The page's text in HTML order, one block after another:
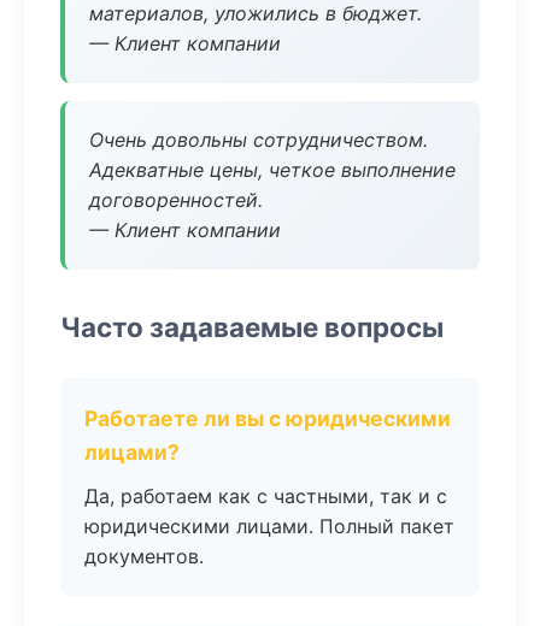
материалов, уложились в бюджет.
— Клиент компании
Очень довольны сотрудничеством.
Адекватные цены, четкое выполнение
договоренностей.
— Клиент компании
Часто задаваемые вопросы
Работаете ли вы с юридическими
лицами?
Да, работаем как с частными, так и с
юридическими лицами. Полный пакет
документов.